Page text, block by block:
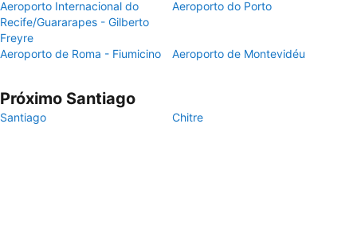
Aeroporto Internacional do
Recife/Guararapes - Gilberto
Freyre
Aeroporto do Porto
Aeroporto de Roma - Fiumicino Aeroporto de Montevidéu
Próximo Santiago
Santiago Chitre